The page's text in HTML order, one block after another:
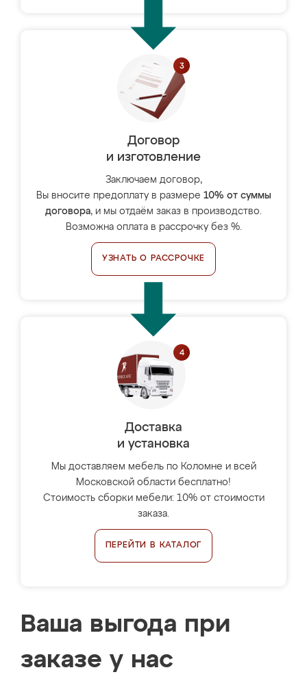
Договор
и изготовление
Заключаем договор,
Вы вносите предоплату в размере 10% от суммы
договора, и мы отдаём заказ в производство.
Возможна оплата в рассрочку без %.
УЗНАТЬ О РАССРОЧКЕ
Доставка
и установка
Мы доставляем мебель по Коломне и всей
Московской области бесплатно!
Стоимость сборки мебели: 10% от стоимости
заказа.
ПЕРЕЙТИ В КАТАЛОГ
Ваша выгода при
заказе у нас